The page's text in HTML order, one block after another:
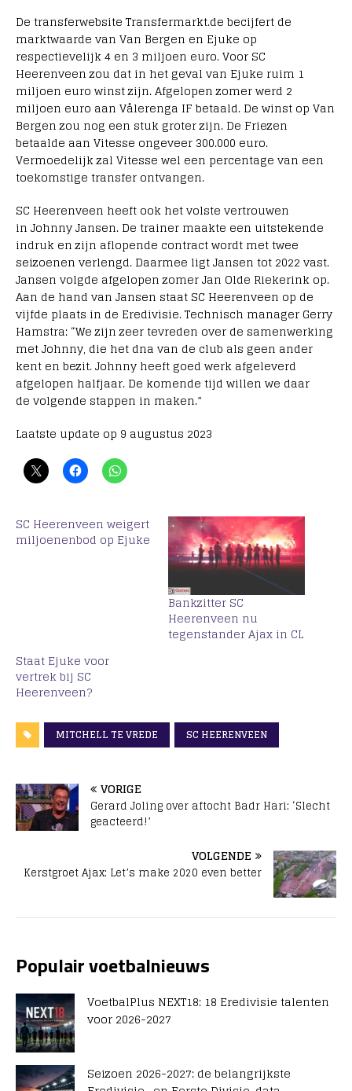
De transferwebsite Transfermarkt.de becijfert de
marktwaarde van Van Bergen en Ejuke op
respectievelijk 4 en 3 miljoen euro. Voor SC
Heerenveen zou dat in het geval van Ejuke ruim 1
miljoen euro winst zijn. Afgelopen zomer werd 2
miljoen euro aan Vålerenga IF betaald. De winst op Van
Bergen zou nog een stuk groter zijn. De Friezen
betaalde aan Vitesse ongeveer 300.000 euro.
Vermoedelijk zal Vitesse wel een percentage van een
toekomstige transfer ontvangen.
SC Heerenveen heeft ook het volste vertrouwen
in Johnny Jansen. De trainer maakte een uitstekende
indruk en zijn aflopende contract wordt met twee
seizoenen verlengd. Daarmee ligt Jansen tot 2022 vast.
Jansen volgde afgelopen zomer Jan Olde Riekerink op.
Aan de hand van Jansen staat SC Heerenveen op de
vijfde plaats in de Eredivisie. Technisch manager Gerry
Hamstra: “We zijn zeer tevreden over de samenwerking
met Johnny, die het dna van de club als geen ander
kent en bezit. Johnny heeft goed werk afgeleverd
afgelopen halfjaar. De komende tijd willen we daar
de volgende stappen in maken.”
Laatste update op 9 augustus 2023
SC Heerenveen weigert
miljoenenbod op Ejuke
Bankzitter SC
Heerenveen nu
tegenstander Ajax in CL
Staat Ejuke voor
vertrek bij SC
Heerenveen?
MITCHELL TE VREDE SC HEERENVEEN
VORIGE
Gerard Joling over aftocht Badr Hari: ‘Slecht
geacteerd!’
VOLGENDE
Kerstgroet Ajax: Let’s make 2020 even better
Populair voetbalnieuws
VoetbalPlus NEXT18: 18 Eredivisie talenten
voor 2026-2027
Seizoen 2026-2027: de belangrijkste